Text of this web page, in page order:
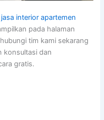
jasa interior apartemen
pada halaman
tim kami sekarang
konsultasi dan
gratis.